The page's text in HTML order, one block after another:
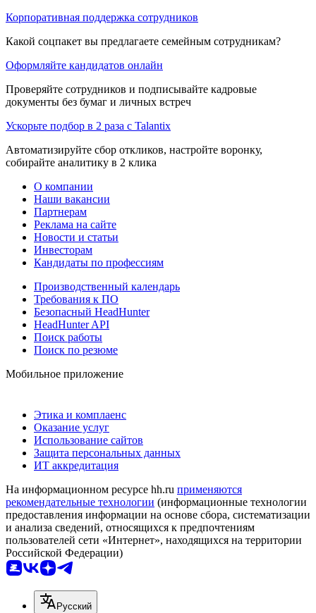
Корпоративная поддержка сотрудников
Какой соцпакет вы предлагаете семейным сотрудникам?
Оформляйте кандидатов онлайн
Проверяйте сотрудников и подписывайте кадровые
документы без бумаг и личных встреч
Ускорьте подбор в 2 раза с Talantix
Автоматизируйте сбор откликов, настройте воронку,
собирайте аналитику в 2 клика
О компании
Наши вакансии
Партнерам
Реклама на сайте
Новости и статьи
Инвесторам
Кандидаты по профессиям
Производственный календарь
Требования к ПО
Безопасный HeadHunter
HeadHunter API
Поиск работы
Поиск по резюме
Мобильное приложение
Этика и комплаенс
Оказание услуг
Использование сайтов
Защита персональных данных
ИТ аккредитация
На информационном ресурсе hh.ru применяются
рекомендательные технологии (информационные технологии
предоставления информации на основе сбора, систематизации
и анализа сведений, относящихся к предпочтениям
пользователей сети «Интернет», находящихся на территории
Российской Федерации)
Русский